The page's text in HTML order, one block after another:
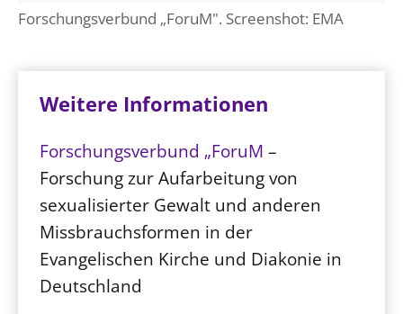
Forschungsverbund „ForuM". Screenshot: EMA
Weitere Informationen
Forschungsverbund „ForuM –
Forschung zur Aufarbeitung von
sexualisierter Gewalt und anderen
Missbrauchsformen in der
Evangelischen Kirche und Diakonie in
Deutschland